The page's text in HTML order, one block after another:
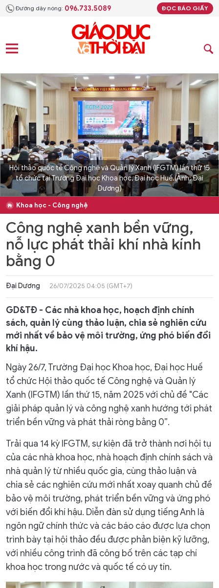
Đường dây nóng: 096.733.5089 ĐỌC BÁO GIẤY
Hội thảo quốc tế Công nghệ và Quản lý Xanh (IFGTM) lần thứ 15
tổ chức tại Trường Đại học Khoa học, Đại học Huế.(Ảnh: Đại
Dương)
Khoa học - Công nghệ
Công nghệ xanh bền vững,
nỗ lực phát thải khí nhà kính
bằng 0
Đại Dương 26/07/2025 04:05 (GMT+7)
GD&TĐ - Các nhà khoa học, hoạch định chính
sách, quản lý cùng thảo luận, chia sẻ nghiên cứu
mới nhất về bảo vệ môi trường, ứng phó biến đổi
khí hậu.
Ngày 26/7, Trường Đại học Khoa học, Đại học Huế
tổ chức Hội thảo quốc tế Công nghệ và Quản lý
Xanh (IFGTM) lần thứ 15, năm 2025 với chủ đề "Các
giải pháp quản lý và công nghệ xanh hướng tới phát
triển bền vững và phát thải ròng bằng 0”.
Trải qua 14 kỳ IFGTM, sự kiện đã trở thành nơi hội tụ
của các nhà khoa học, nhà hoạch định chính sách và
nhà quản lý từ nhiều quốc gia, cùng thảo luận và
chia sẻ các nghiên cứu mới nhất xoay quanh chủ đề
bảo vệ môi trường, phát triển bền vững và ứng phó
với biến đổi khí hậu. Diễn đàn sử dụng tiếng Anh là
ngôn ngữ chính thức và các báo cáo được lựa chọn
trình bày tại hội thảo đều được phản biện kỹ lưỡng,
với nhiều công trình đã công bố trên các tạp chí
khoa học trong nước và quốc tế có uy tín.